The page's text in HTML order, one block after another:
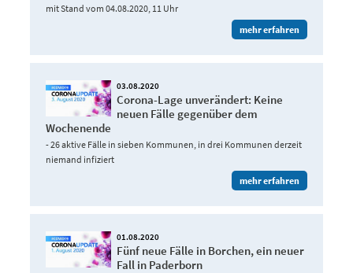
mit Stand vom 04.08.2020, 11 Uhr
mehr erfahren
03.08.2020
Corona-Lage unverändert: Keine
neuen Fälle gegenüber dem
Wochenende
- 26 aktive Fälle in sieben Kommunen, in drei Kommunen derzeit
niemand infiziert
mehr erfahren
01.08.2020
Fünf neue Fälle in Borchen, ein neuer
Fall in Paderborn